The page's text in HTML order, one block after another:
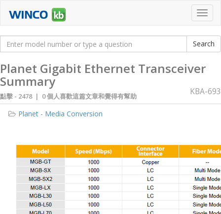
Planet Gigabit Ethernet Transceiver
Summary
點擊 - 2478 | 0 個人喜歡這篇文章和覺得有幫助 KBA-693
Planet - Media Conversion